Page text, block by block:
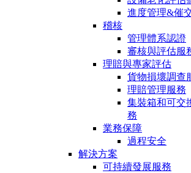
進度管理&催
稽核
管理體系認證
審核與評估服
理賠與專家評估
貨物損壞調查
理賠管理服務
集裝箱和可交
務
業務保障
過程安全
解決方案
可持續發展服務